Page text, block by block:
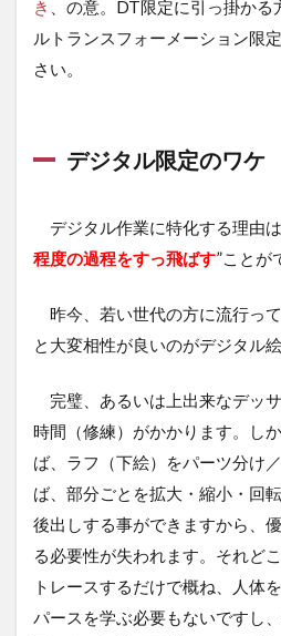
き
、の意。DT限定に引っ掛か
ルトランスフォーメーション限
さい。
デジタル限定のワケ
デジタル作業に特化する理由
程度の過程をすっ飛ばす”ことが
昨今、若い世代の方に流行って
と大変相性が良いのがデジタル絵
完璧、あるいは上出来なデッ
時間（修練）がかかります。し
ば、ラフ（下絵）をパーツ分け
ば、部分ごとを拡大・縮小・回
後出しする事ができますから、
る必要性が失われます。それど
トレースするだけで概ね、人体
パースを学ぶ必要もないですし